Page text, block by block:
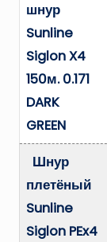
шнур
Sunline
Siglon X4
150м. 0.171
DARK
GREEN
Шнур
плетёный
Sunline
Siglon PEx4